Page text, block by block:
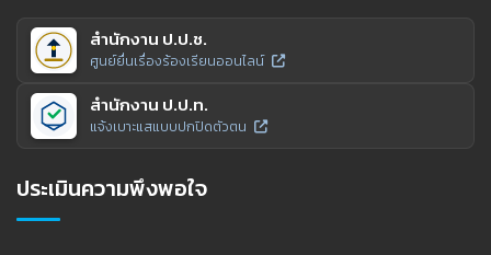
สำนักงาน ป.ป.ช.
ศูนย์ยื่นเรื่องร้องเรียนออนไลน์
สำนักงาน ป.ป.ท.
แจ้งเบาะแสแบบปกปิดตัวตน
ประเมินความพึงพอใจ